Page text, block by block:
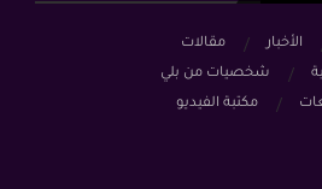
الأخبار
مقالات
شخصيات من بلي
مكتبة الفيديو